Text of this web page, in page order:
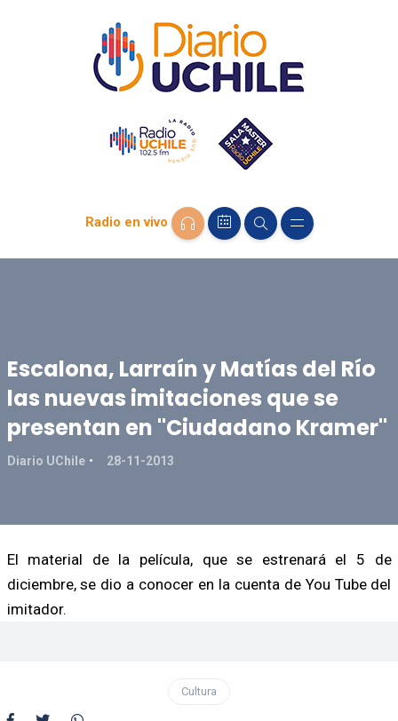
Radio en vivo
Escalona, Larraín y Matías del Río
las nuevas imitaciones que se
presentan en "Ciudadano Kramer"
Diario UChile 28-11-2013
El material de la película, que se estrenará el 5 de
diciembre, se dio a conocer en la cuenta de You Tube del
imitador.
Cultura